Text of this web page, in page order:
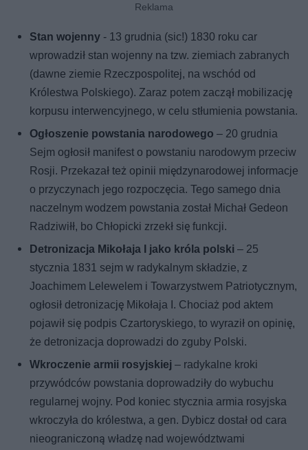
Stan wojenny - 13 grudnia (sic!) 1830 roku car
wprowadził stan wojenny na tzw. ziemiach zabranych
(dawne ziemie Rzeczpospolitej, na wschód od
Królestwa Polskiego). Zaraz potem zaczął mobilizację
korpusu interwencyjnego, w celu stłumienia powstania.
Ogłoszenie powstania narodowego – 20 grudnia
Sejm ogłosił manifest o powstaniu narodowym przeciw
Rosji. Przekazał też opinii międzynarodowej informacje
o przyczynach jego rozpoczęcia. Tego samego dnia
naczelnym wodzem powstania został Michał Gedeon
Radziwiłł, bo Chłopicki zrzekł się funkcji.
Detronizacja Mikołaja I jako króla polski – 25
stycznia 1831 sejm w radykalnym składzie, z
Joachimem Lelewelem i Towarzystwem Patriotycznym,
ogłosił detronizację Mikołaja I. Chociaż pod aktem
pojawił się podpis Czartoryskiego, to wyraził on opinię,
że detronizacja doprowadzi do zguby Polski.
Wkroczenie armii rosyjskiej – radykalne kroki
przywódców powstania doprowadziły do wybuchu
regularnej wojny. Pod koniec stycznia armia rosyjska
wkroczyła do królestwa, a gen. Dybicz dostał od cara
nieograniczoną władzę nad województwami